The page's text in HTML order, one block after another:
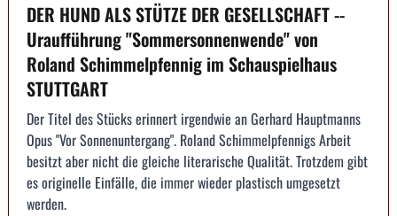
DER HUND ALS STÜTZE DER GESELLSCHAFT --
Uraufführung "Sommersonnenwende" von
Roland Schimmelpfennig im Schauspielhaus
STUTTGART
Der Titel des Stücks erinnert irgendwie an Gerhard Hauptmanns
Opus "Vor Sonnenuntergang". Roland Schimmelpfennigs Arbeit
besitzt aber nicht die gleiche literarische Qualität. Trotzdem gibt
es originelle Einfälle, die immer wieder plastisch umgesetzt
werden.